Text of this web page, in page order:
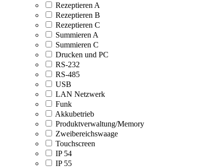
Rezeptieren A
Rezeptieren B
Rezeptieren C
Summieren A
Summieren C
Drucken und PC
RS-232
RS-485
USB
LAN Netzwerk
Funk
Akkubetrieb
Produktverwaltung/Memory
Zweibereichswaage
Touchscreen
IP 54
IP 55